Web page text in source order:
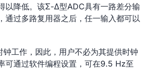
以降低。该Σ-Δ型ADC具有一路差分输
通过多路复用器之后，任一输入都可以
工作，因此，用户不必为其提供时钟
可通过软件编程设置，可在9.5 Hz至